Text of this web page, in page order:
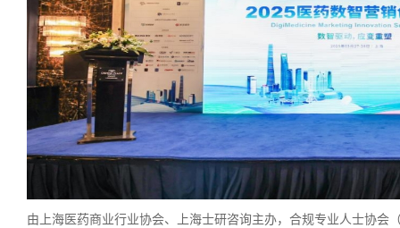
由上海医药商业行业协会、上海士研咨询主办，合规专业人士协会